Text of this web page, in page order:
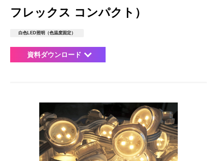
フレックス コンパクト）
白色LED照明（色温度固定）
資料ダウンロード